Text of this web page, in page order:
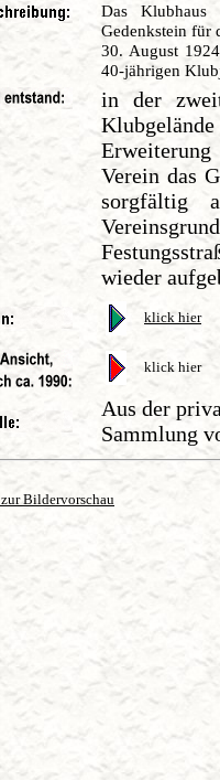
Das Klubhaus
Gedenkstein für
30. August
40-jährigen
in der
Verein das
sorgfältig
wieder
klick hier
klick hier
Aus der
Sammlung
zur Bildervorschau